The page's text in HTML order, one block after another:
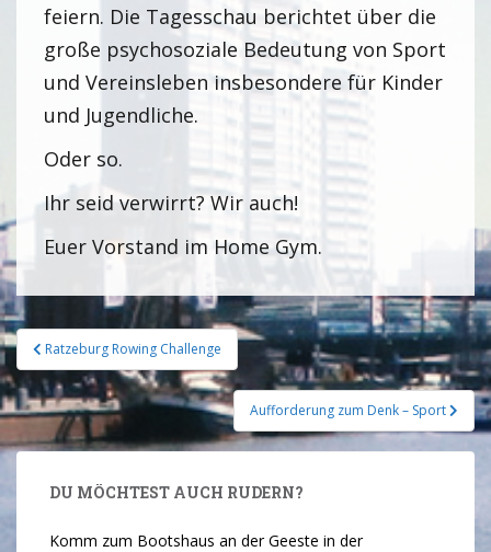
feiern. Die Tagesschau berichtet über die
große psychosoziale Bedeutung von Sport
und Vereinsleben insbesondere für Kinder
und Jugendliche.
Oder so.
Ihr seid verwirrt? Wir auch!
Euer Vorstand im Home Gym.
Ratzeburg Rowing Challenge
Aufforderung zum Denk – Sport
DU MÖCHTEST AUCH RUDERN?
Komm zum Bootshaus an der Geeste in der